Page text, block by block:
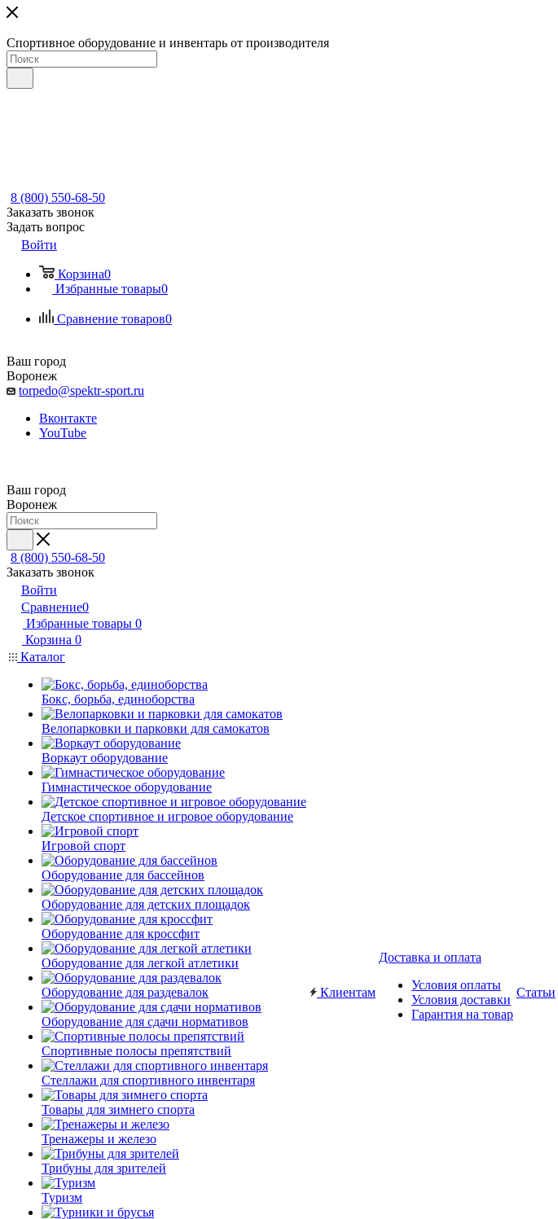
Спортивное оборудование и инвентарь от производителя
8 (800) 550-68-50
Заказать звонок
Задать вопрос
Войти
Корзина0
Избранные товары0
Сравнение товаров0
Ваш город
Воронеж
torpedo@spektr-sport.ru
Вконтакте
YouTube
Ваш город
Воронеж
8 (800) 550-68-50
Заказать звонок
Войти
Сравнение0
Избранные товары 0
Корзина 0
Каталог
Бокс, борьба, единоборства
Велопарковки и парковки для самокатов
Воркаут оборудование
Гимнастическое оборудование
Детское спортивное и игровое оборудование
Игровой спорт
Оборудование для бассейнов
Оборудование для детских площадок
Оборудование для кроссфит
Оборудование для легкой атлетики
Оборудование для раздевалок
Оборудование для сдачи нормативов
Спортивные полосы препятствий
Стеллажи для спортивного инвентаря
Товары для зимнего спорта
Тренажеры и железо
Трибуны для зрителей
Туризм
Клиентам
Доставка и оплата
Условия оплаты
Условия доставки
Гарантия на товар
Статьи